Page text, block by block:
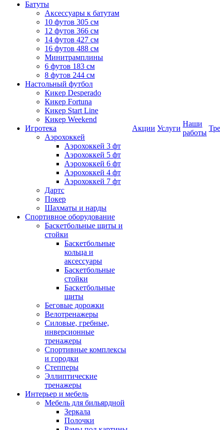
Батуты
Аксессуары к батутам
10 футов 305 см
12 футов 366 см
14 футов 427 см
16 футов 488 см
Минитрамплины
6 футов 183 см
8 футов 244 см
Настольный футбол
Кикер Desperado
Кикер Fortuna
Кикер Start Line
Кикер Weekend
Игротека
Аэрохоккей
Аэрохоккей 3 фт
Аэрохоккей 5 фт
Аэрохоккей 6 фт
Аэрохоккей 4 фт
Аэрохоккей 7 фт
Дартс
Покер
Шахматы и нарды
Спортивное оборудование
Баскетбольные щиты и
стойки
Баскетбольные
кольца и
аксессуары
Баскетбольные
стойки
Баскетбольные
щиты
Беговые дорожки
Велотренажеры
Силовые, гребные,
инверсионные
тренажеры
Спортивные комплексы
и городки
Степперы
Эллиптические
тренажеры
Интерьер и мебель
Мебель для бильярдной
Зеркала
Полочки
Акции Услуги
Наши
работы